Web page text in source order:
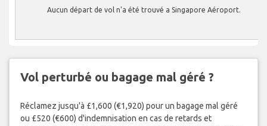
Aucun départ de vol n'a été trouvé a Singapore Aéroport.
Vol perturbé ou bagage mal géré ?
Réclamez jusqu'à £1,600 (€1,920) pour un bagage mal géré
ou £520 (€600) d'indemnisation en cas de retards et